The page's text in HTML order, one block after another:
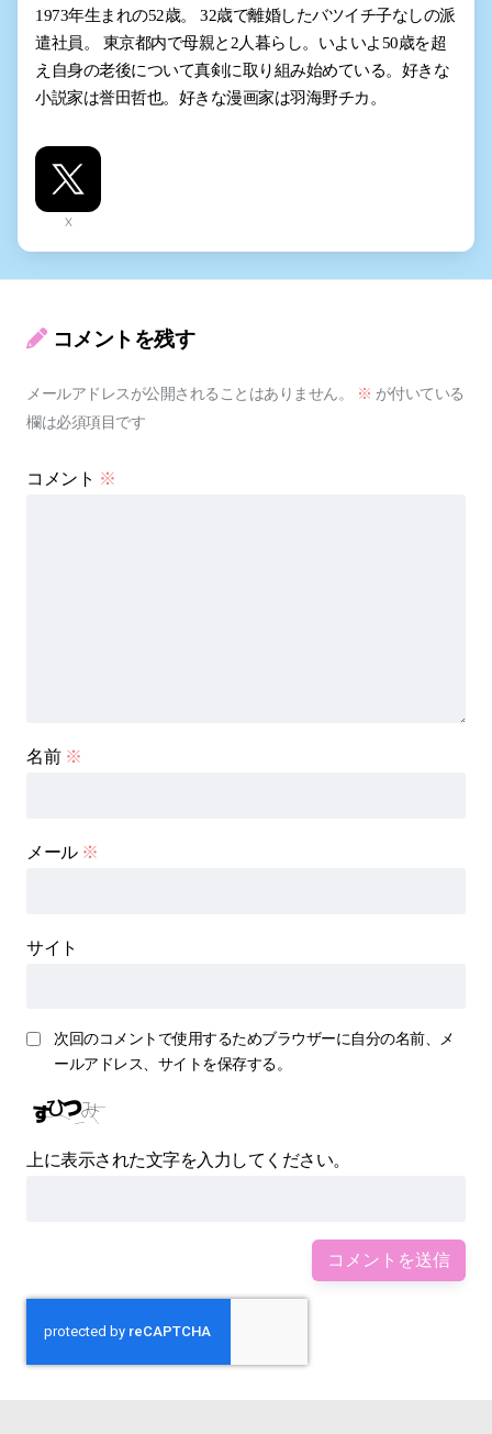
1973年生まれの52歳。 32歳で離婚したバツイチ子なしの派
遣社員。 東京都内で母親と2人暮らし。いよいよ50歳を超
え自身の老後について真剣に取り組み始めている。好きな
小説家は誉田哲也。好きな漫画家は羽海野チカ。
X
コメントを残す
メールアドレスが公開されることはありません。 ※ が付いている
欄は必須項目です
コメント ※
名前 ※
メール ※
サイト
次回のコメントで使用するためブラウザーに自分の名前、メ
ールアドレス、サイトを保存する。
上に表示された文字を入力してください。